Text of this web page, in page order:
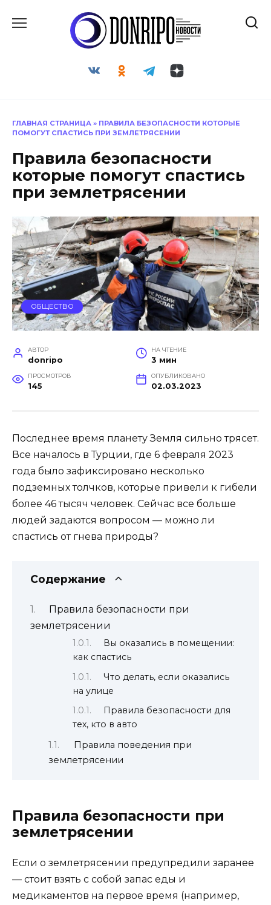
ГЛАВНАЯ СТРАНИЦА » ПРАВИЛА БЕЗОПАСНОСТИ КОТОРЫЕ
ПОМОГУТ СПАСТИСЬ ПРИ ЗЕМЛЕТРЯСЕНИИ
Правила безопасности
которые помогут спастись
при землетрясении
ОБЩЕСТВО
АВТОР
donripo
НА ЧТЕНИЕ
3 мин
ПРОСМОТРОВ
145
ОПУБЛИКОВАНО
02.03.2023
Последнее время планету Земля сильно трясет.
Все началось в Турции, где 6 февраля 2023
года было зафиксировано несколько
подземных толчков, которые привели к гибели
более 46 тысяч человек. Сейчас все больше
людей задаются вопросом — можно ли
спастись от гнева природы?
Содержание
Правила безопасности при
землетрясении
Вы оказались в помещении:
как спастись
Что делать, если оказались
на улице
Правила безопасности для
тех, кто в авто
Правила поведения при
землетрясении
Правила безопасности при
землетрясении
Если о землетрясении предупредили заранее
— стоит взять с собой запас еды и
медикаментов на первое время (например,